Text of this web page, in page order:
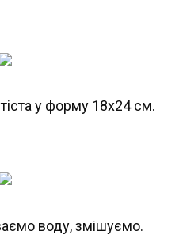
у форму 18х24 см.
воду, змішуємо.